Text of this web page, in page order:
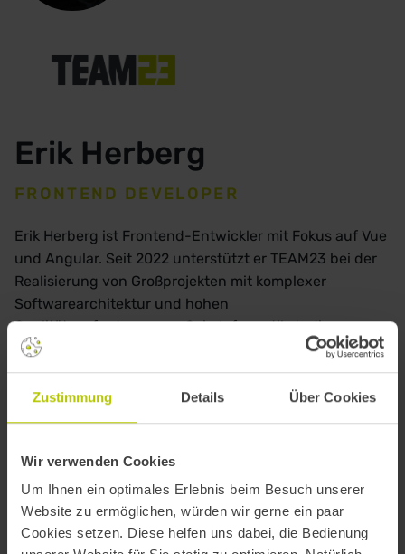
Zustimmung Details Über Cookies
Wir verwenden Cookies
Um Ihnen ein optimales Erlebnis beim Besuch unserer
Website zu ermöglichen, würden wir gerne ein paar
Cookies setzen. Diese helfen uns dabei, die Bedienung
Erik Herberg
FRONTEND DEVELOPER
Erik Herberg ist Frontend-Entwickler mit Fokus auf Vue
und Angular. Seit 2022 unterstützt er TEAM23 bei der
Realisierung von Großprojekten mit komplexer
Softwarearchitektur und hohen
Qualitätsanforderungen. Sein Informatikstudium
absolvierte er an der Hochschule Augsburg. Neben
seiner Projektarbeit engagiert sich Erik als Mentor und
begleitet regelmäßig Mentees auf ihrem Weg in die